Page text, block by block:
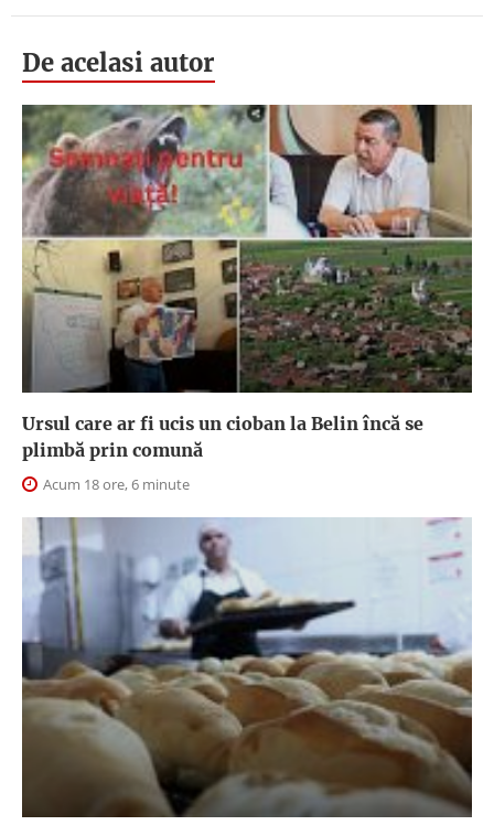
De acelasi autor
Ursul care ar fi ucis un cioban la Belin încă se
plimbă prin comună
Acum 18 ore, 6 minute